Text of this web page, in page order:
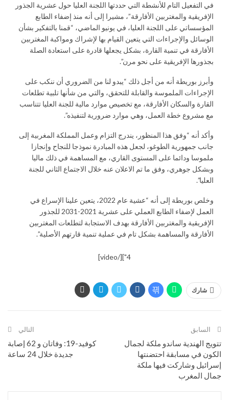
في التفعيل التام للأنشطة التي حددتها اللجنة العليا حول عشرية الجذور
الإفريقية والمغتربين الأفارقة”، مشيرا إلى أنه منذ إضفاء الطابع
المؤسساتي على اللجنة العليا، في يونيو الماضي، “قمنا بالتفكير بشأن
الوسائل والإجراءات التي يتعين القيام بها لإشراك ومواكبة المغتربين
الأفارقة في تنمية القارة، بشكل يجعلها قادرة على استعادة الصلة
بجذورها الإفريقية على نحو مرن”.
وأبرز بوريطة أنه من أجل ذلك “يبدو لنا من الضروري أن ننكب على
الإجراءات الملموسة والقابلة للتحقق، والتي من شأنها تلبية تطلعات
القارة والسكان الأفارقة، مع تخصيص موارد مالية للجنة العليا تتناسب
مع مشروع خطة العمل، وهي موارد ضرورية لتنفيذه”.
وأكد أنه “وفق هذا المنظور، يندرج التزام وعمل المملكة المغربية إلى
جانب جمهورية الطوغو، لجعل هذه المبادرة نموذجا للنجاح وإنجازا
ملموسا ودائما على المستوى القاري، مع المساهمة في ذلك ماليا
وبشكل جوهري، وفق ما تم الاعلان عنه خلال الاجتماع الثاني للجنة
العليا”.
وخلص بوريطة إلى أنه “عشية عام 2022، يتعين علينا الإسراع في
العمل لإضفاء الطابع العملي على عشرية 2021-2031 للجذور
الإفريقية والمغتربين الأفارقة بهدف الاستجابة لتطلعات المغتربين
الأفارقة والمساهمة بشكل تام في عملية تنمية قارتهم الأصلية”.
4"][/video]
شارك
السابق
تتويج الهندية ساندو ملكة لجمال
الكون في مسابقة احتضنتها
إسرائيل وشاركت فيها ملكة
جمال المغرب
التالي
كوفيد-19: وفاتان و 62 إصابة
جديدة خلال 24 ساعة